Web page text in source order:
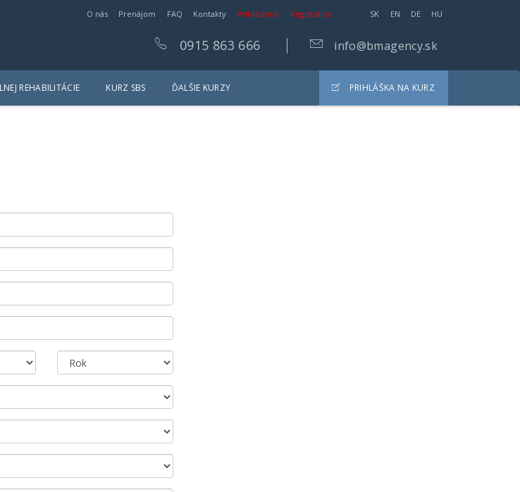
SK EN DE HU
O nás Prenájom FAQ Kontakty Prihlásenie Registrácia
0915 863 666 info@bmagency.sk
REHABILITÁCIE KURZ SBS ĎALŠIE KURZY PRIHLÁŠKA NA KURZ